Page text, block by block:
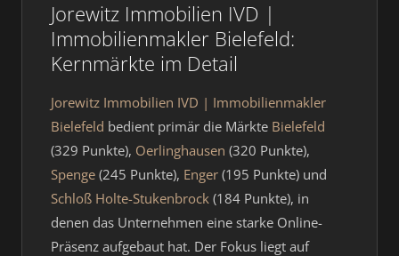
Jorewitz Immobilien IVD |
Immobilienmakler Bielefeld:
Kernmärkte im Detail
Jorewitz Immobilien IVD | Immobilienmakler
Bielefeld bedient primär die Märkte Bielefeld
(329 Punkte), Oerlinghausen (320 Punkte),
Spenge (245 Punkte), Enger (195 Punkte) und
Schloß Holte-Stukenbrock (184 Punkte), in
denen das Unternehmen eine starke Online-
Präsenz aufgebaut hat. Der Fokus liegt auf